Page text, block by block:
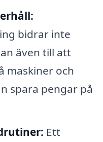
bidrar inte
även till att
maskiner och
spara pengar på
Ett